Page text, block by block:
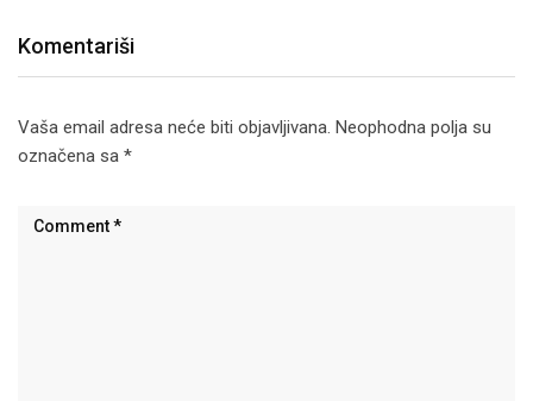
Komentariši
Vaša email adresa neće biti objavljivana. Neophodna polja su
označena sa *